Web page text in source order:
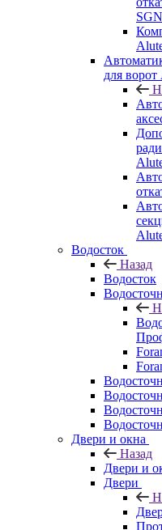
SGN
для
Водосток
Назад
Водосток
Двери и окна
Назад
Двери и
Двери